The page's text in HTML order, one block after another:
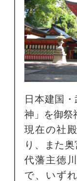
日本建国
神」を御祭
現在の社
り、また
代藩主徳
で、いず